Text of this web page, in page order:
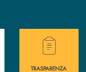
Cassa Rurale.immediata?
Hai bisogno di
TRASPARENZA